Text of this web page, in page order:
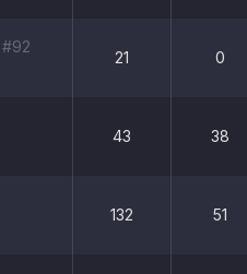
#92
21 0
43 38
132 51